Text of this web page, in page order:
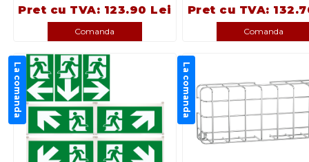
Pret cu TVA: 123.90 Lei
Comanda
Pret cu TVA:
Comanda
La comanda La comanda